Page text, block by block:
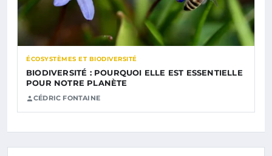
ÉCOSYSTÈMES ET BIODIVERSITÉ
BIODIVERSITÉ : POURQUOI ELLE EST ESSENTIELLE
POUR NOTRE PLANÈTE
CÉDRIC FONTAINE